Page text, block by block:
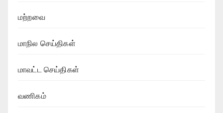
மற்றவை
மாநில செய்திகள்
மாவட்ட செய்திகள்
வணிகம்